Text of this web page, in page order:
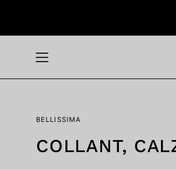
contenuto
Apri
menu
BELLISSIMA
COLLANT,